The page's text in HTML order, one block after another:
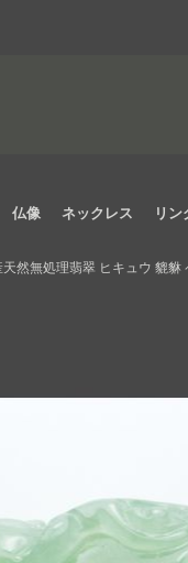
仏像 ネックレス リン
天然無処理翡翠 ヒキュウ 貔貅